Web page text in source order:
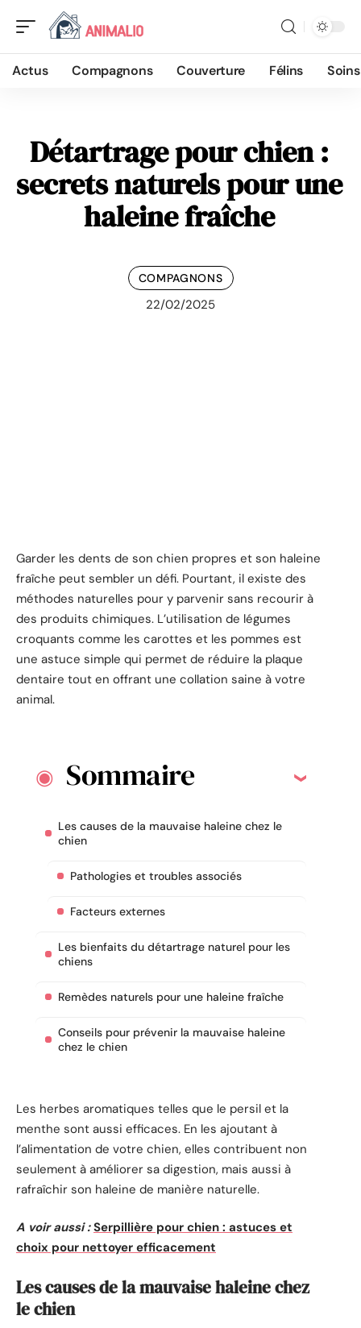
Actus Compagnons Couverture Félins Soins
Détartrage pour chien :
secrets naturels pour une
haleine fraîche
COMPAGNONS
22/02/2025
Garder les dents de son chien propres et son haleine
fraîche peut sembler un défi. Pourtant, il existe des
méthodes naturelles pour y parvenir sans recourir à
des produits chimiques. L’utilisation de légumes
croquants comme les carottes et les pommes est
une astuce simple qui permet de réduire la plaque
dentaire tout en offrant une collation saine à votre
animal.
Sommaire
Les causes de la mauvaise haleine chez le
chien
Pathologies et troubles associés
Facteurs externes
Les bienfaits du détartrage naturel pour les
chiens
Remèdes naturels pour une haleine fraîche
Conseils pour prévenir la mauvaise haleine
chez le chien
Les herbes aromatiques telles que le persil et la
menthe sont aussi efficaces. En les ajoutant à
l’alimentation de votre chien, elles contribuent non
seulement à améliorer sa digestion, mais aussi à
rafraîchir son haleine de manière naturelle.
A voir aussi : Serpillière pour chien : astuces et
choix pour nettoyer efficacement
Les causes de la mauvaise haleine chez
le chien